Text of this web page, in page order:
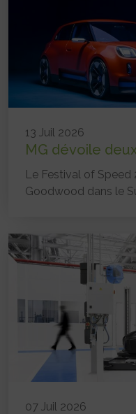
13 Juil 2026
MG dévoile
Le Festival of Speed
Goodwood dans le
07 Juil 2026